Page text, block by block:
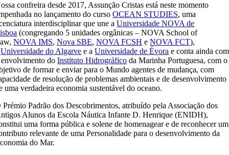
confreira desde 2017, Assunção Cristas está neste momento
no lançamento do cursoOCEAN STUDIES, uma
interdisciplinar que une aUniversidade NOVA de
(congregando 5 unidades orgânicas – NOVA School of
NOVA IMS,Nova SBE,NOVA FCSH eNOVA FCT),
Universidade do Algarve e aUniversidade de Évora e conta ainda com
envolvimento doInstituto Hidrográfico da Marinha Portuguesa, com o
de formar e enviar para o Mundo agentes de mudança, com
de resolução de problemas ambientais e de desenvolvimento
uma verdadeira economia sustentável do oceano.
Prémio Padrão dos Descobrimentos, atribuído pela Associação dos
Alunos da Escola Náutica Infante D. Henrique (ENIDH),
uma forma pública e solene de homenagear e de reconhecer um
relevante de uma Personalidade para o desenvolvimento da
do Mar.